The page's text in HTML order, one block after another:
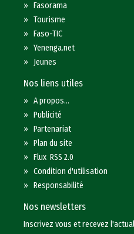
»Fasorama
»Tourisme
»Faso-TIC
»Yenenga.net
» Jeunes
Nos liens utiles
»A propos...
»Publicité
»Partenariat
»Plan du site
»Flux RSS 2.0
»Condition d'utilisation
»Responsabilité
Nos newsletters
Inscrivez vous et recevez